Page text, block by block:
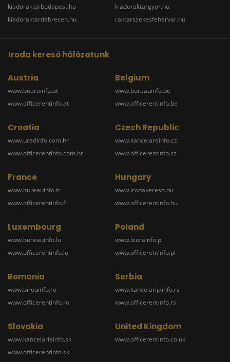
kiadoraktarbudapest.hu
kiadoraktardebrecen.hu
kiadoraktargyor.hu
raktarszekesfehervar.hu
Iroda kereső hálózatunk
Austria
www.bueroinfo.at
www.officerentinfo.at
Belgium
www.bureauinfo.be
www.officerentinfo.be
Croatia
www.uredinfo.com.hr
www.officerentinfo.com.hr
Czech Republic
www.kancelareinfo.cz
www.officerentinfo.cz
France
www.bureauinfo.fr
www.officerentinfo.fr
Hungary
www.irodakereso.hu
www.officerentinfo.hu
Luxembourg
www.bureauinfo.lu
www.officerentinfo.lu
Poland
www.biurainfo.pl
www.officerentinfo.pl
Romania
www.birouinfo.ro
www.officerentinfo.ro
Serbia
www.kancelarijainfo.rs
www.officerentinfo.rs
Slovakia
www.kancelarieinfo.sk
www.officerentinfo.sk
United Kingdom
www.officerentinfo.co.uk